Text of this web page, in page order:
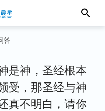
答
是神，圣经根本
受，那圣经与神
真不明白，请你